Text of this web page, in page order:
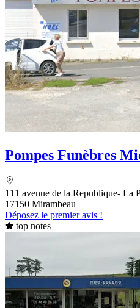
Pompes Funèbres
111 avenue de la Republique- La
17150 Mirambeau
Déposez le premier avis !
top notes